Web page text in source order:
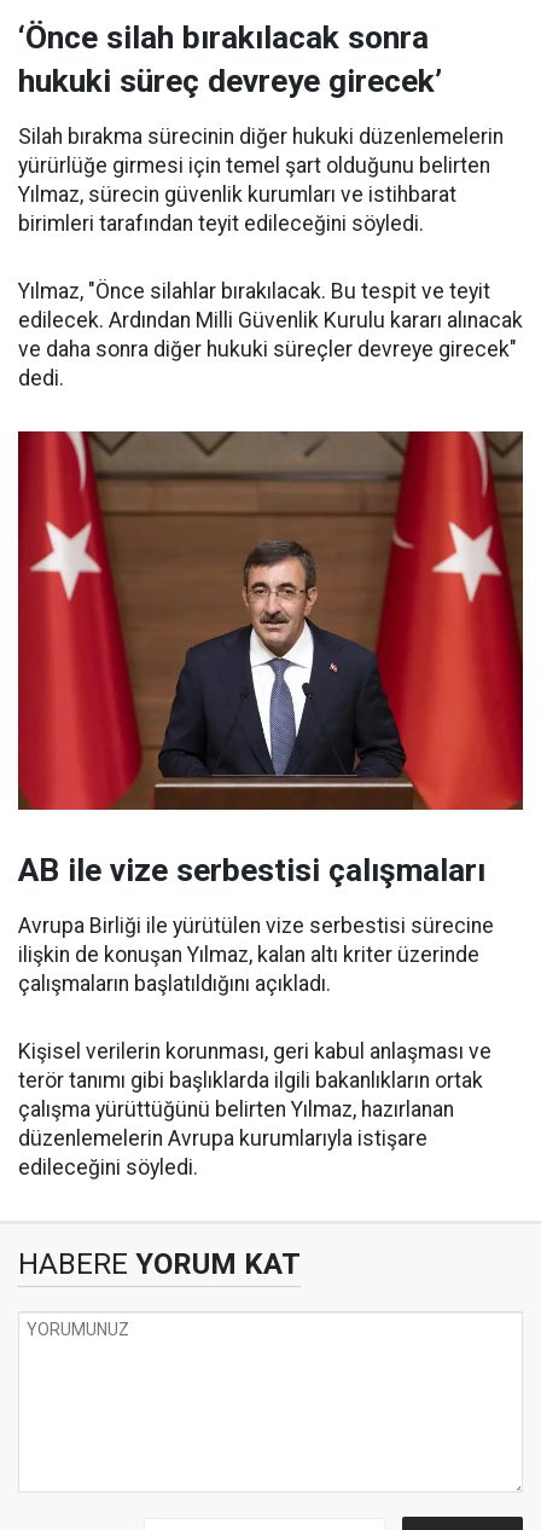
‘Önce silah bırakılacak sonra
hukuki süreç devreye girecek’
Silah bırakma sürecinin diğer hukuki düzenlemelerin
yürürlüğe girmesi için temel şart olduğunu belirten
Yılmaz, sürecin güvenlik kurumları ve istihbarat
birimleri tarafından teyit edileceğini söyledi.
Yılmaz, "Önce silahlar bırakılacak. Bu tespit ve teyit
edilecek. Ardından Milli Güvenlik Kurulu kararı alınacak
ve daha sonra diğer hukuki süreçler devreye girecek"
dedi.
AB ile vize serbestisi çalışmaları
Avrupa Birliği ile yürütülen vize serbestisi sürecine
ilişkin de konuşan Yılmaz, kalan altı kriter üzerinde
çalışmaların başlatıldığını açıkladı.
Kişisel verilerin korunması, geri kabul anlaşması ve
terör tanımı gibi başlıklarda ilgili bakanlıkların ortak
çalışma yürüttüğünü belirten Yılmaz, hazırlanan
düzenlemelerin Avrupa kurumlarıyla istişare
edileceğini söyledi.
HABERE YORUM KAT